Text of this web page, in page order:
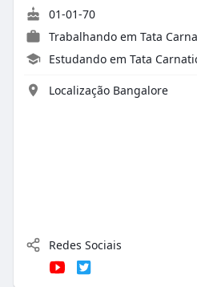
01-01-70
Trabalhando em Tata
Estudando em Tata
Localização Bangalore
Redes Sociais